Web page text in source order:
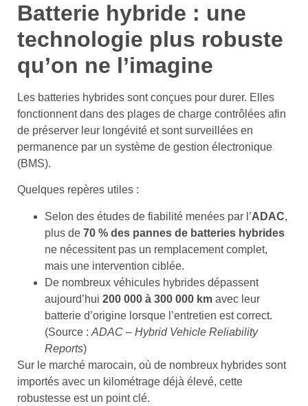
Batterie hybride : une
technologie plus robuste
qu’on ne l’imagine
Les batteries hybrides sont conçues pour durer. Elles
fonctionnent dans des plages de charge contrôlées afin
de préserver leur longévité et sont surveillées en
permanence par un système de gestion électronique
(BMS).
Quelques repères utiles :
Selon des études de fiabilité menées par l’ADAC,
plus de 70 % des pannes de batteries hybrides
ne nécessitent pas un remplacement complet,
mais une intervention ciblée.
De nombreux véhicules hybrides dépassent
aujourd’hui 200 000 à 300 000 km avec leur
batterie d’origine lorsque l’entretien est correct.
(Source : ADAC – Hybrid Vehicle Reliability
Reports)
Sur le marché marocain, où de nombreux hybrides sont
importés avec un kilométrage déjà élevé, cette
robustesse est un point clé.